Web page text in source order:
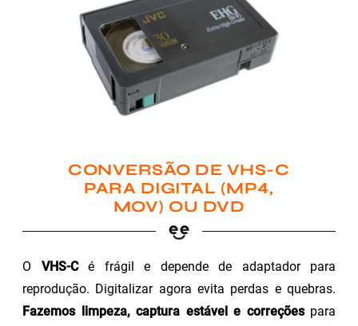
CONVERSÃO DE VHS-C
PARA DIGITAL (MP4,
MOV) OU DVD
O VHS-Cé frágil e depende de adaptador para
reprodução. Digitalizar agora evita perdas e quebras.
Fazemos limpeza, captura estável e correçõespara